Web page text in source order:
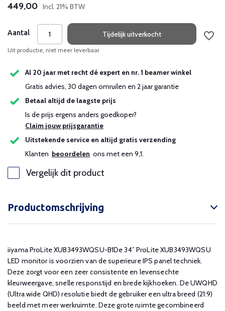
449,00 Incl. 21% BTW
Aantal Tijdelijk uitverkocht
Uit productie, niet meer leverbaar
Al 20 jaar met recht dé expert en nr. 1 beamer winkel
Gratis advies, 30 dagen omruilen en 2 jaar garantie
Betaal altijd de laagste prijs
Is de prijs ergens anders goedkoper?
Claim jouw prijsgarantie
Uitstekende service en altijd gratis verzending
Klanten beoordelen ons met een 9,1.
Vergelijk dit product
Productomschrijving
iiyama ProLite XUB3493WQSU-B1De 34” ProLite XUB3493WQSU
LED monitor is voorzien van de superieure IPS panel techniek.
Deze zorgt voor een zeer consistente en levensechte
kleurweergave, snelle responstijd en brede kijkhoeken. De UWQHD
(Ultra wide QHD) resolutie biedt de gebruiker een ultra breed (21:9)
beeld met meer werkruimte. Deze grote ruimte gecombineerd